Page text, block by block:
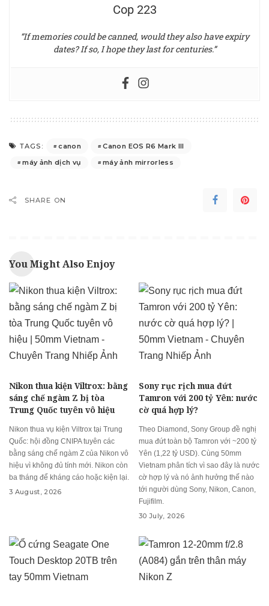
Cop 223
“If memories could be canned, would they also have expiry
dates? If so, I hope they last for centuries.”
TAGS: canon
Canon EOS R6 Mark III
máy ảnh dịch vụ
máy ảnh mirrorless
SHARE ON
You Might Also Enjoy
Nikon thua kiện Viltrox: bằng
sáng chế ngàm Z bị tòa
Trung Quốc tuyên vô hiệu
Nikon thua vụ kiện Viltrox tại Trung
Quốc: hội đồng CNIPA tuyên các
bằng sáng chế ngàm Z của Nikon vô
hiệu vì không đủ tính mới. Nikon còn
ba tháng để kháng cáo hoặc kiện lại.
3 August, 2026
Sony rục rịch mua đứt
Tamron với 200 tỷ Yên: nước
cờ quá hợp lý?
Theo Diamond, Sony Group đề nghị
mua đứt toàn bộ Tamron với ~200 tỷ
Yên (1,22 tỷ USD). Cùng 50mm
Vietnam phân tích vì sao đây là nước
cờ hợp lý và nó ảnh hưởng thế nào
tới người dùng Sony, Nikon, Canon,
Fujifilm.
30 July, 2026